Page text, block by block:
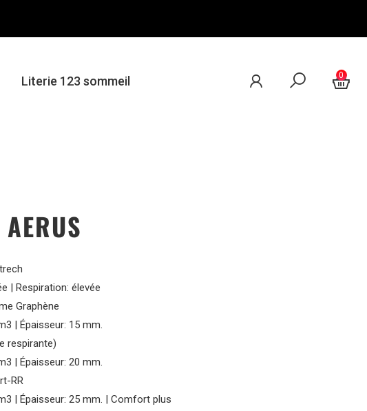
Literie 123 sommeil 0
| Respiration: élevée
Graphène
| Épaisseur: 15 mm.
respirante)
| Épaisseur: 20 mm.
RR
| Épaisseur: 25 mm. | Comfort plus